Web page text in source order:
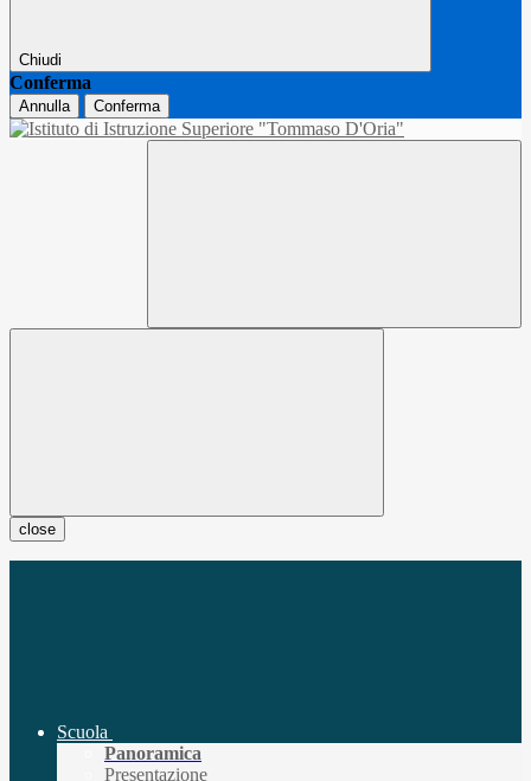
Chiudi
Conferma
Annulla Conferma
close
Scuola
Panoramica
Presentazione